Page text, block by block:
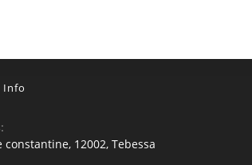
Info
constantine, 12002, Tebessa